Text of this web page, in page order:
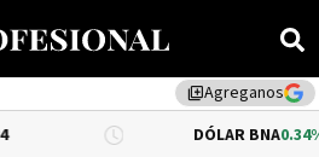
library_addAgreganos
DÓLAR BNA 0.34%$1,520.00